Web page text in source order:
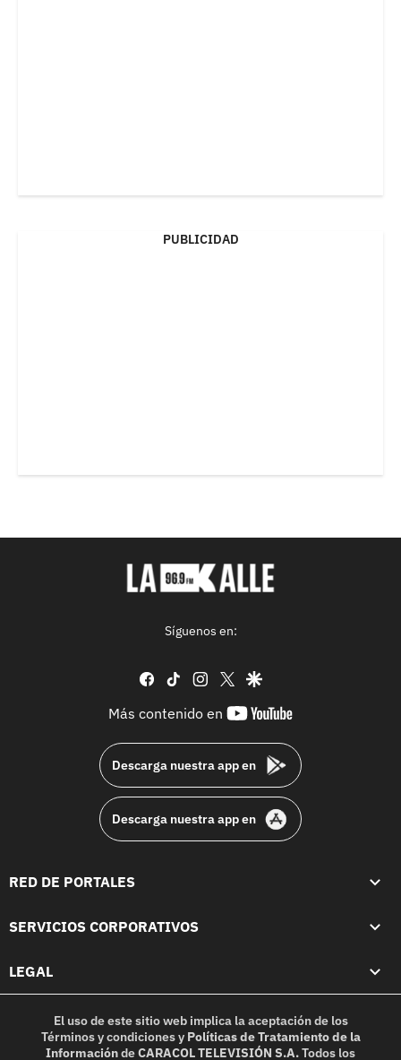
PUBLICIDAD
Síguenos en:
facebook
tiktok instagram
twittergoogle
Más contenido en
youtube-
Descarga nuestra app en
Descarga nuestra app en
RED DE PORTALES
SERVICIOS CORPORATIVOS
LEGAL
El uso de este sitio web implica la aceptación de los
Términos y condicionesy Políticas de Tratamiento de la
InformacióndeCARACOL TELEVISIÓN S.A.Todos los